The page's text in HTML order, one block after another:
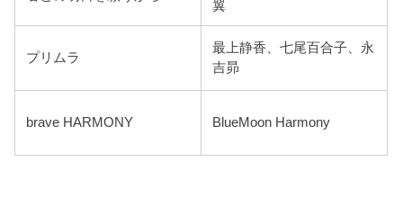
翼
プリムラ
最上静香、七尾百合子、永
吉昴
brave HARMONY BlueMoon Harmony